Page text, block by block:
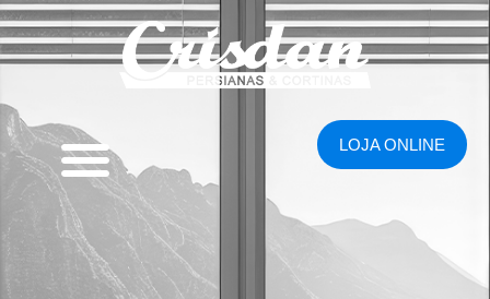
LOJA ONLINE